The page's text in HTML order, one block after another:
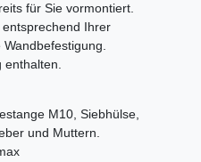
für Sie vormontiert.
Ihrer
enthalten.
M10, Siebhülse,
und Muttern.